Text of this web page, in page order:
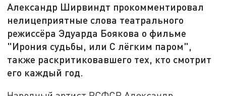
Александр Ширвиндт прокомментировал
нелицеприятные слова театрального
режиссёра Эдуарда Боякова о фильме
"Ирония судьбы, или С лёгким паром",
также раскритиковавшего тех, кто смотрит
его каждый год.